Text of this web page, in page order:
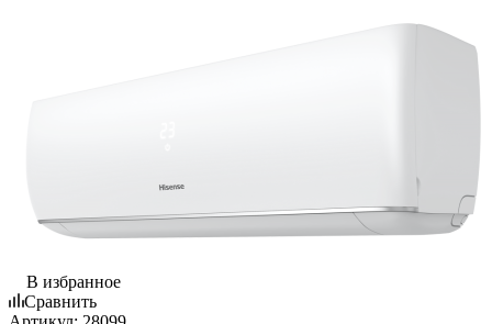
В избранное
Сравнить